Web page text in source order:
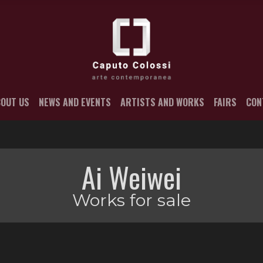
US NEWS AND EVENTS ARTISTS AND WORKS FAIRS
Ai Weiwei
Works for sale